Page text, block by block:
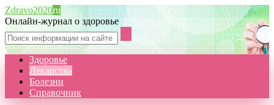
Zdravo2020ru
Онлайн-журнал о здоровье
Здоровье
Лекарства
Болезни
Справочник